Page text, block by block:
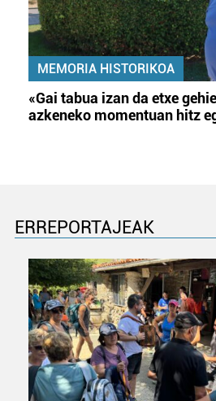
MEMORIA HISTORIKOA
«Gai tabua izan da etxe
azkeneko momentuan hitz
ERREPORTAJEAK